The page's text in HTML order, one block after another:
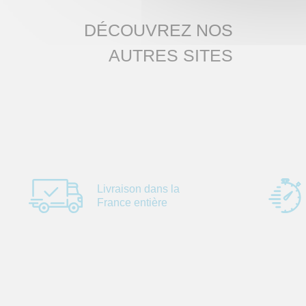
DÉCOUVREZ NOS
AUTRES SITES
Livraison dans la
France entière